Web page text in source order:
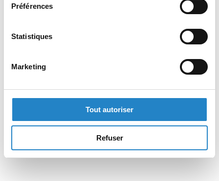
Préférences
Statistiques
Marketing
Tout autoriser
Refuser